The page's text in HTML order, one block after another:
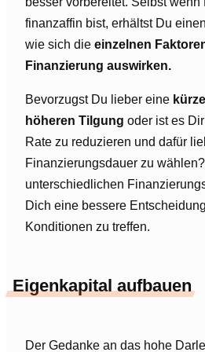
finanzaffin bist, erhältst Du einen
wie sich die einzelnen
Finanzierung auswirken.
Bevorzugst Du lieber eine
höheren Tilgung oder ist es
Rate zu reduzieren und dafür
Finanzierungsdauer zu
unterschiedlichen
Dich eine bessere
Konditionen zu treffen.
Eigenkapital aufbauen
Der Gedanke an das hohe